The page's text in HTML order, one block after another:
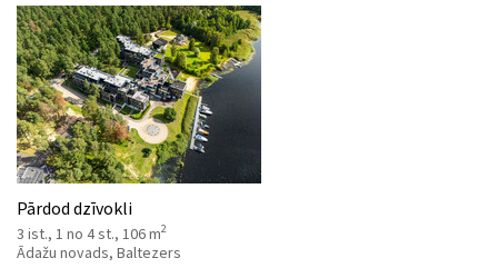
Pārdod dzīvokli
3 ist., 1 no 4 st., 106 m2
Ādažu novads, Baltezers